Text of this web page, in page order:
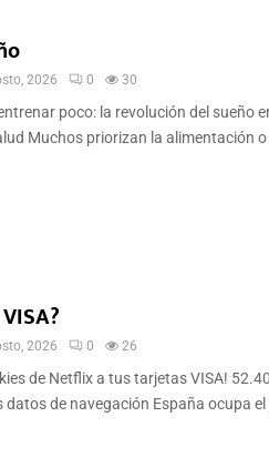
2026 0 30
poco: la revolución del sueño
Muchos priorizan la alimentación o
2026 0 26
de Netflix a tus tarjetas VISA!
de navegación España ocupa el